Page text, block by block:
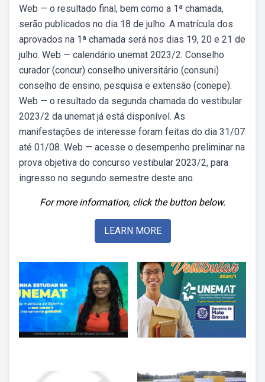
Web — o resultado final, bem como a 1ª chamada,
serão publicados no dia 18 de julho. A matrícula dos
aprovados na 1ª chamada será nos dias 19, 20 e 21 de
julho. Web — calendário unemat 2023/2. Conselho
curador (concur) conselho universitário (consuni)
conselho de ensino, pesquisa e extensão (conepe).
Web — o resultado da segunda chamada do vestibular
2023/2 da unemat já está disponível. As
manifestações de interesse foram feitas do dia 31/07
até 01/08. Web — acesse o desempenho preliminar na
prova objetiva do concurso vestibular 2023/2, para
ingresso no segundo semestre deste ano.
For more information, click the button below.
LEARN MORE